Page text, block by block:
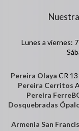
Lunes a viernes:
Pereira Olaya CR
Pereira Cerritos
Pereira
Dosquebradas
Armenia San